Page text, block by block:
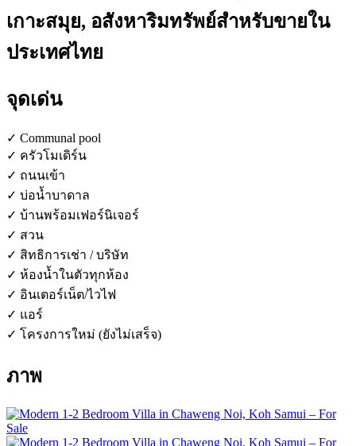
เกาะสมุย, อสังหาริมทรัพย์สำหรับขายใน
ประเทศไทย
จุดเด่น
✓ Communal pool
✓ ครัวโมเดิร์น
✓ ถนนเข้า
✓ บ่อน้ำบาดาล
✓ บ้านพร้อมเฟอร์นิเจอร์
✓ สวน
✓ สิทธิการเช่า / บริษัท
✓ ห้องน้ำในตัวทุกห้อง
✓ อินเตอร์เน็ต/ไวไฟ
✓ แอร์
✓ โครงการใหม่ (ยังไม่เสร็จ)
ภาพ